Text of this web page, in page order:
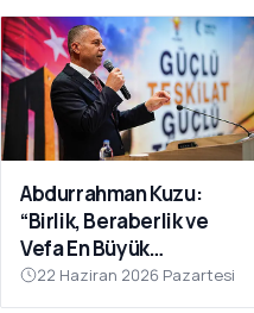
Abdurrahman Kuzu:
“Birlik, Beraberlik ve
Vefa En Büyük
Gücümüzdür
22 Haziran 2026 Pazartesi